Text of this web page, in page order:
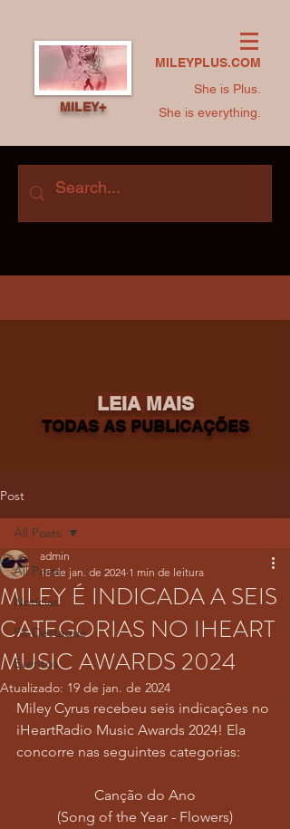
MILEYPLUS.COM
She is Plus.
She is everything.
MILEY+
LEIA MAIS
TODAS AS PUBLICAÇÕES
Post
All Posts
Notícias
Fã-Destaque
Eventos
All Posts
MILEY É INDICADA A SEIS
CATEGORIAS NO IHEART
MUSIC AWARDS 2024
admin
18 de jan. de 2024 1 min de leitura
Atualizado: 19 de jan. de 2024
Miley Cyrus recebeu seis indicações no
iHeartRadio Music Awards 2024! Ela
concorre nas seguintes categorias:
Canção do Ano
(Song of the Year - Flowers)